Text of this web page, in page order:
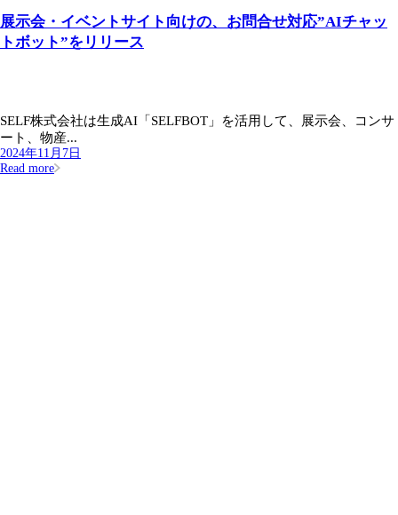
展示会・イベントサイト向けの、お問合せ対応”AIチャッ
トボット”をリリース
SELF株式会社は生成AI「SELFBOT」を活用して、展示会、コンサ
ート、物産...
2024年11月7日
Read more